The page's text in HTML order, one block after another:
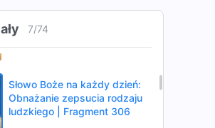
7/74
Słowo Boże na każdy dzień:
Obnażanie zepsucia rodzaju
Słowo Boże na każdy dzień:
Obnażanie zepsucia rodzaju
ludzkiego | Fragment 306